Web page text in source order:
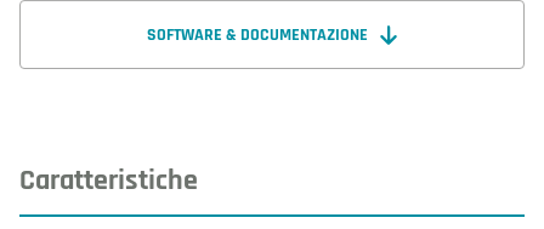
SOFTWARE & DOCUMENTAZIONE
Caratteristiche